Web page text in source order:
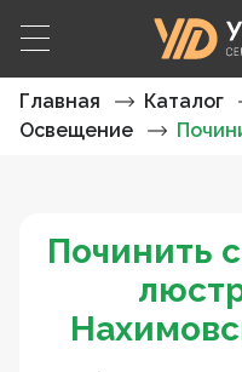
Главная Каталог
Освещение
Починить